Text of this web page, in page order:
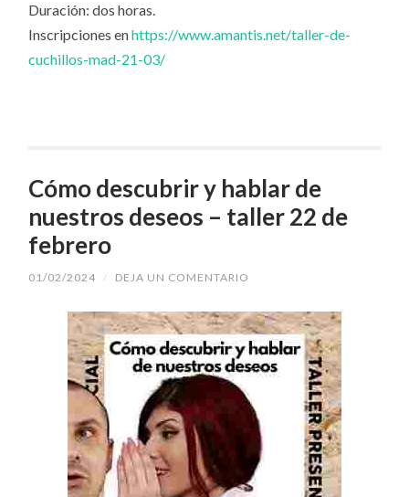
Duración: dos horas.
Inscripciones enhttps://www.amantis.net/taller-de-
cuchillos-mad-21-03/
Cómo descubrir y hablar de
nuestros deseos – taller 22 de
febrero
01/02/2024 / DEJA UN COMENTARIO